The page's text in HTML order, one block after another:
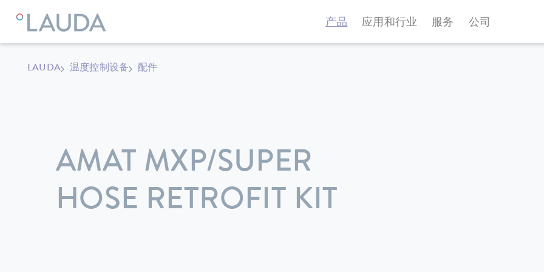
产品 应用和行业 服务 公司
LAUDA 温度控制设备 配件
AMAT MXP/SUPER
HOSE RETROFIT KIT